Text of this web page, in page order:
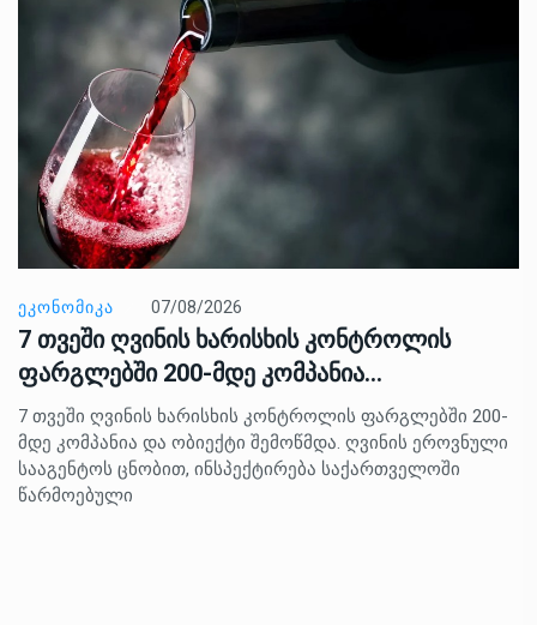
ᲔᲙᲝᲜᲝᲛᲘᲙᲐ 07/08/2026
7 თვეში ღვინის ხარისხის კონტროლის
ფარგლებში 200-მდე კომპანია…
7 თვეში ღვინის ხარისხის კონტროლის ფარგლებში 200-
მდე კომპანია და ობიექტი შემოწმდა. ღვინის ეროვნული
სააგენტოს ცნობით, ინსპექტირება საქართველოში
წარმოებული